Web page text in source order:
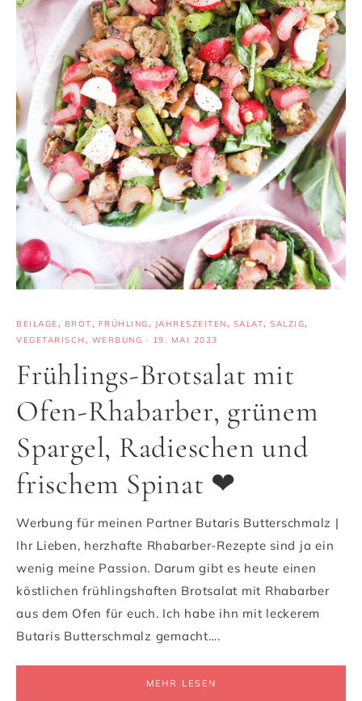
BEILAGE, BROT, FRÜHLING, JAHRESZEITEN, SALAT, SALZIG,
VEGETARISCH , WERBUNG · 19. MAI 2023
Frühlings-Brotsalat mit
Ofen-Rhabarber, grünem
Spargel, Radieschen und
frischem Spinat ❤
Werbung für meinen Partner Butaris Butterschmalz |
Ihr Lieben, herzhafte Rhabarber-Rezepte sind ja ein
wenig meine Passion. Darum gibt es heute einen
köstlichen frühlingshaften Brotsalat mit Rhabarber
aus dem Ofen für euch. Ich habe ihn mit leckerem
Butaris Butterschmalz gemacht….
MEHR LESEN